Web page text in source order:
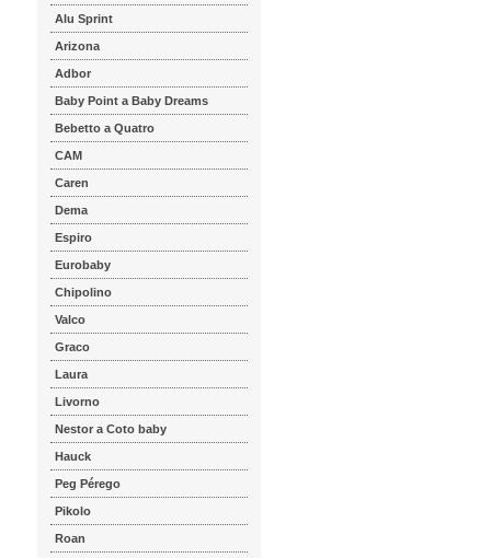
Alu Sprint
Arizona
Adbor
Baby Point a Baby Dreams
Bebetto a Quatro
CAM
Caren
Dema
Espiro
Eurobaby
Chipolino
Valco
Graco
Laura
Livorno
Nestor a Coto baby
Hauck
Peg Pérego
Pikolo
Roan